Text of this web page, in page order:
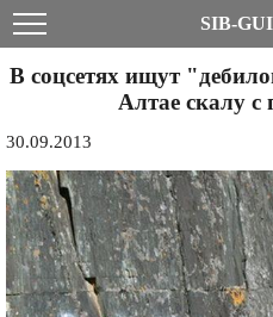
SIB-
В соцсетях ищут
Алтае скалу с
30.09.2013